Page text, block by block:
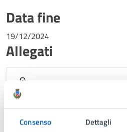
Consenso Dettagli
Data fine
19/12/2024
Allegati
Criteri valutazione prove